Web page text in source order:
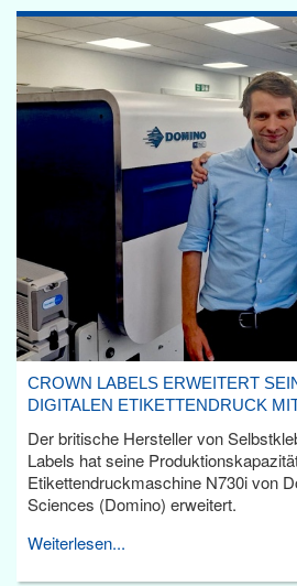
CROWN LABELS ERWEITERT
DIGITALEN ETIKETTENDRUCK
Der britische Hersteller von
Labels hat seine
Etikettendruckmaschine N730i von
Sciences (Domino) erweitert.
Weiterlesen...